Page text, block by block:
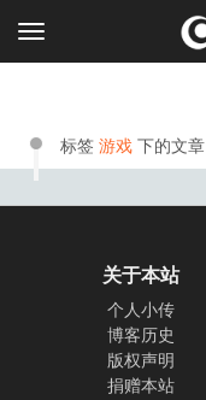
标签 游戏 下的文章
关于本站
个人小传
博客历史
版权声明
捐赠本站